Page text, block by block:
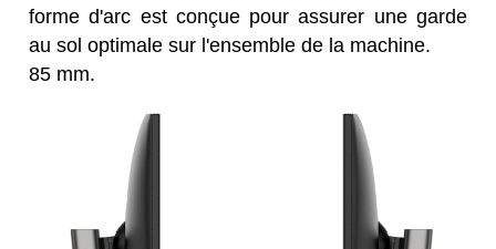
forme d'arc est conçue pour assurer une garde
au sol optimale sur l'ensemble de la machine.
85 mm.